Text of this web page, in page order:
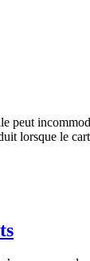
lorsque le